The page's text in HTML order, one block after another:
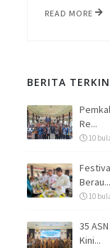
READ MORE
BERITA
Re...
10
Berau...
10
35
Kini...